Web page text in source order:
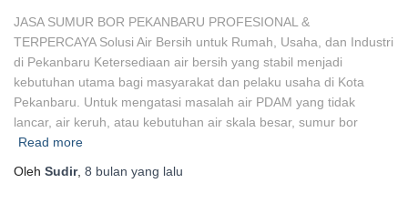
JASA SUMUR BOR PEKANBARU PROFESIONAL &
TERPERCAYA Solusi Air Bersih untuk Rumah, Usaha, dan Industri
di Pekanbaru Ketersediaan air bersih yang stabil menjadi
kebutuhan utama bagi masyarakat dan pelaku usaha di Kota
Pekanbaru. Untuk mengatasi masalah air PDAM yang tidak
lancar, air keruh, atau kebutuhan air skala besar, sumur bor
Read more
Oleh Sudir, 8 bulan yang lalu